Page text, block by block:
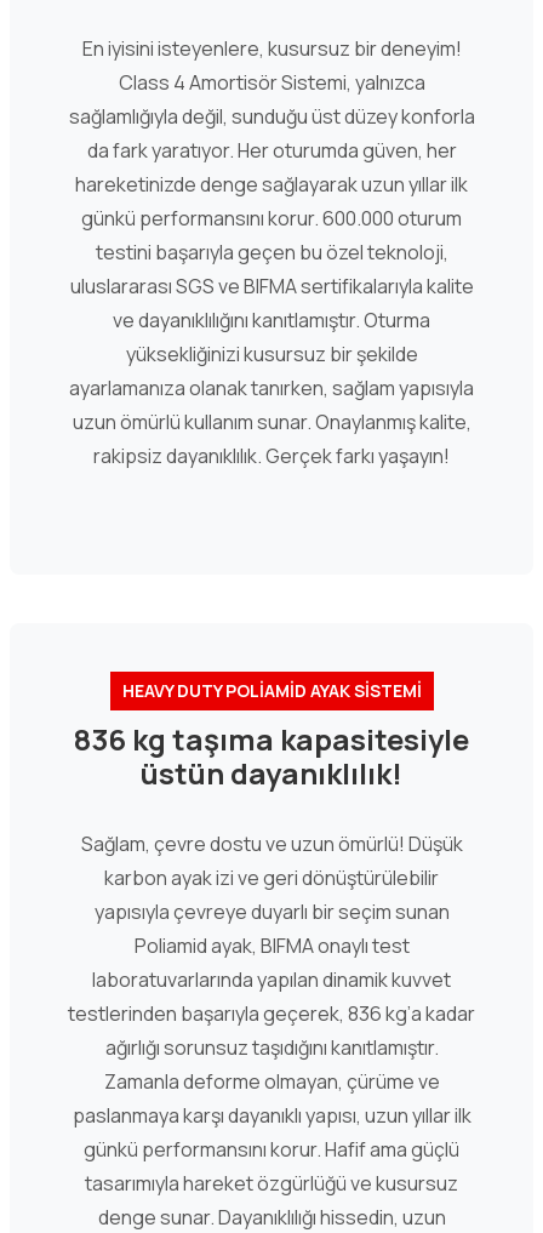
En iyisini isteyenlere, kusursuz bir deneyim!
Class 4 Amortisör Sistemi, yalnızca
sağlamlığıyla değil, sunduğu üst düzey konforla
da fark yaratıyor. Her oturumda güven, her
hareketinizde denge sağlayarak uzun yıllar ilk
günkü performansını korur. 600.000 oturum
testini başarıyla geçen bu özel teknoloji,
uluslararası SGS ve BIFMA sertifikalarıyla kalite
ve dayanıklılığını kanıtlamıştır. Oturma
yüksekliğinizi kusursuz bir şekilde
ayarlamanıza olanak tanırken, sağlam yapısıyla
uzun ömürlü kullanım sunar. Onaylanmış kalite,
rakipsiz dayanıklılık. Gerçek farkı yaşayın!
HEAVY DUTY POLİAMİD AYAK SİSTEMİ
836 kg taşıma kapasitesiyle
üstün dayanıklılık!
Sağlam, çevre dostu ve uzun ömürlü! Düşük
karbon ayak izi ve geri dönüştürülebilir
yapısıyla çevreye duyarlı bir seçim sunan
Poliamid ayak, BIFMA onaylı test
laboratuvarlarında yapılan dinamik kuvvet
testlerinden başarıyla geçerek, 836 kg’a kadar
ağırlığı sorunsuz taşıdığını kanıtlamıştır.
Zamanla deforme olmayan, çürüme ve
paslanmaya karşı dayanıklı yapısı, uzun yıllar ilk
günkü performansını korur. Hafif ama güçlü
tasarımıyla hareket özgürlüğü ve kusursuz
denge sunar. Dayanıklılığı hissedin, uzun